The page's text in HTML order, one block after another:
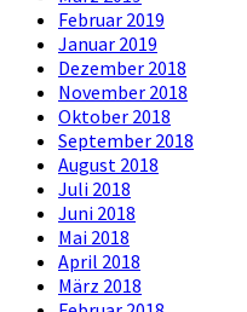
Februar 2019
Januar 2019
Dezember 2018
November 2018
Oktober 2018
September 2018
August 2018
Juli 2018
Juni 2018
Mai 2018
April 2018
März 2018